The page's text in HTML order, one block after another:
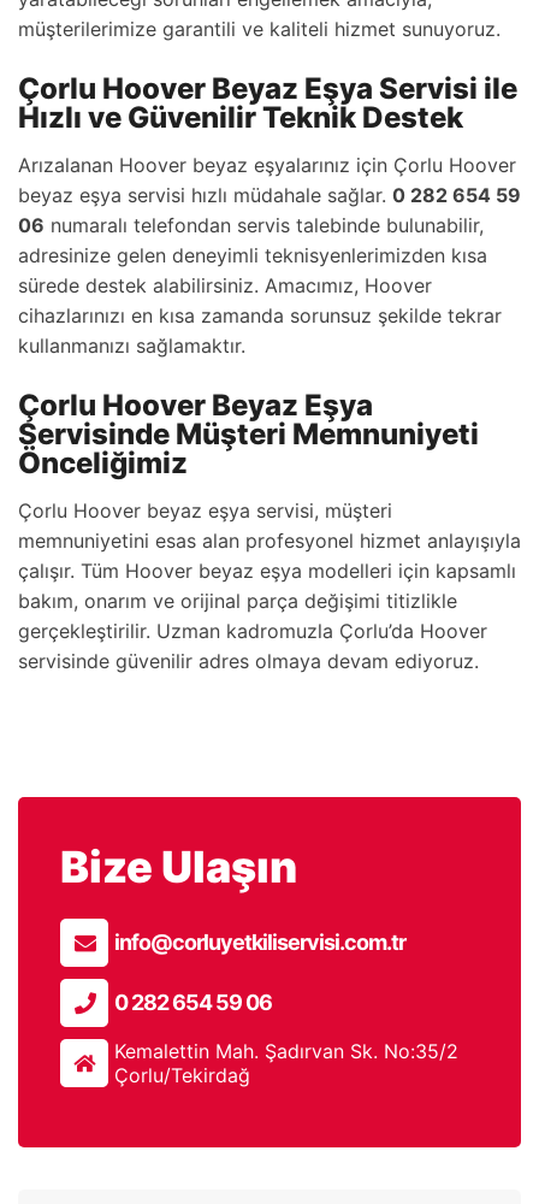
Bize Ulaşın
info@corluyetkiliservisi.com.tr
0 282 654 59 06
Kemalettin Mah. Şadırvan Sk. No:35/2
Çorlu/Tekirdağ
müşterilerimize garantili ve kaliteli hizmet sunuyoruz.
Çorlu Hoover Beyaz Eşya Servisi ile
Hızlı ve Güvenilir Teknik Destek
Arızalanan Hoover beyaz eşyalarınız için Çorlu Hoover
beyaz eşya servisi hızlı müdahale sağlar. 0 282 654 59
06 numaralı telefondan servis talebinde bulunabilir,
adresinize gelen deneyimli teknisyenlerimizden kısa
sürede destek alabilirsiniz. Amacımız, Hoover
cihazlarınızı en kısa zamanda sorunsuz şekilde tekrar
kullanmanızı sağlamaktır.
Çorlu Hoover Beyaz Eşya
Servisinde Müşteri Memnuniyeti
Önceliğimiz
Çorlu Hoover beyaz eşya servisi, müşteri
memnuniyetini esas alan profesyonel hizmet anlayışıyla
çalışır. Tüm Hoover beyaz eşya modelleri için kapsamlı
bakım, onarım ve orijinal parça değişimi titizlikle
gerçekleştirilir. Uzman kadromuzla Çorlu’da Hoover
servisinde güvenilir adres olmaya devam ediyoruz.